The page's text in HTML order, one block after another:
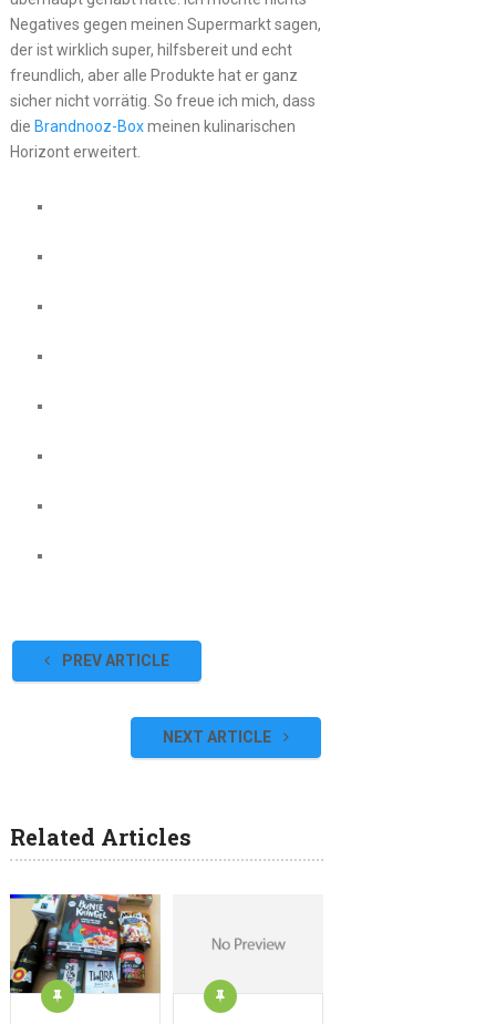
Negatives gegen meinen Supermarkt sagen,
der ist wirklich super, hilfsbereit und echt
freundlich, aber alle Produkte hat er ganz
sicher nicht vorrätig. So freue ich mich, dass
die Brandnooz-Boxmeinen kulinarischen
Horizont erweitert.
PREV ARTICLE
NEXT ARTICLE
Related Articles